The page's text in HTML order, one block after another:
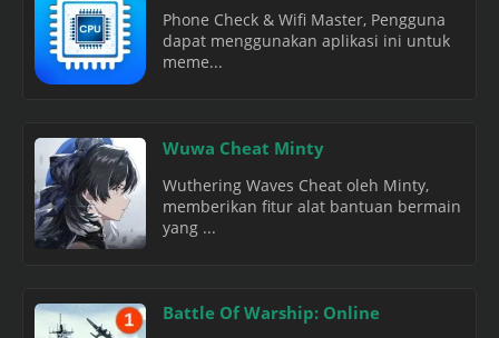
Phone Check & Wifi Master, Pengguna
dapat menggunakan aplikasi ini untuk
meme...
Wuwa Cheat Minty
Wuthering Waves Cheat oleh Minty,
memberikan fitur alat bantuan bermain
yang ...
Battle Of Warship: Online